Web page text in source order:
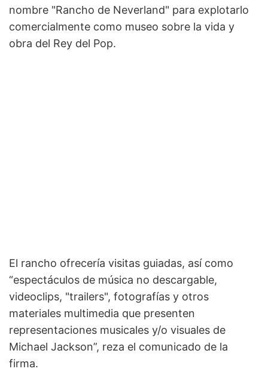
nombre "Rancho de Neverland" para explotarlo
comercialmente como museo sobre la vida y
obra del Rey del Pop.
El rancho ofrecería visitas guiadas, así como
“espectáculos de música no descargable,
videoclips, "trailers", fotografías y otros
materiales multimedia que presenten
representaciones musicales y/o visuales de
Michael Jackson”, reza el comunicado de la
firma.